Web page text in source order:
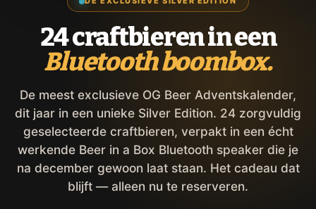
24 craftbieren in een
Bluetooth boombox.
De meest exclusieve OG Beer Adventskalender,
dit jaar in een unieke Silver Edition. 24 zorgvuldig
geselecteerde craftbieren, verpakt in een écht
werkende Beer in a Box Bluetooth speaker die je
na december gewoon laat staan. Het cadeau dat
blijft — alleen nu te reserveren.